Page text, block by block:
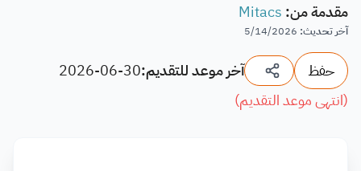
مقدمة من:
Mitacs
آخر تحديث:
5/14/2026
حفظ آخر موعد للتقديم:2026-06-30
(انتهى موعد التقديم)